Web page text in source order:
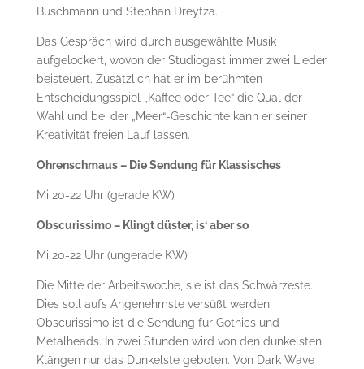
Buschmann und Stephan Dreytza.
Das Gespräch wird durch ausgewählte Musik
aufgelockert, wovon der Studiogast immer zwei Lieder
beisteuert. Zusätzlich hat er im berühmten
Entscheidungsspiel „Kaffee oder Tee“ die Qual der
Wahl und bei der „Meer“-Geschichte kann er seiner
Kreativität freien Lauf lassen.
Ohrenschmaus – Die Sendung für Klassisches
Mi 20-22 Uhr (gerade KW)
Obscurissimo – Klingt düster, is‘ aber so
Mi 20-22 Uhr (ungerade KW)
Die Mitte der Arbeitswoche, sie ist das Schwärzeste.
Dies soll aufs Angenehmste versüßt werden:
Obscurissimo ist die Sendung für Gothics und
Metalheads. In zwei Stunden wird von den dunkelsten
Klängen nur das Dunkelste geboten. Von Dark Wave